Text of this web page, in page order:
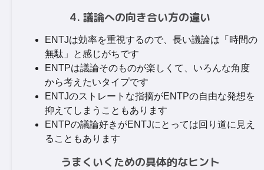
4. 議論への向き合い方の違い
ENTJは効率を重視するので、長い議論は「時間の
無駄」と感じがちです
ENTPは議論そのものが楽しくて、いろんな角度
から考えたいタイプです
ENTJのストレートな指摘がENTPの自由な発想を
抑えてしまうこともあります
ENTPの議論好きがENTJにとっては回り道に見え
ることもあります
うまくいくための具体的なヒント